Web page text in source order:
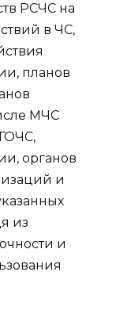
РСЧС на
в ЧС,
планов
МЧС
органов
и
из
и